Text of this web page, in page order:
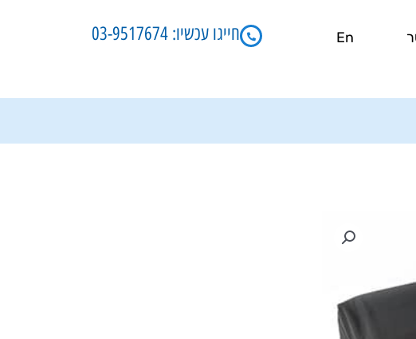
En חייגו עכשיו: 03-9517674